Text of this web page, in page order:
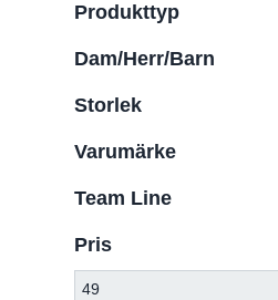
Produkttyp
Dam/Herr/Barn
Storlek
Varumärke
Team Line
Pris